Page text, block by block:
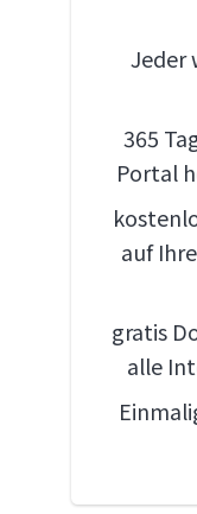
Jeder
365
Portal
auf
gratis
alle